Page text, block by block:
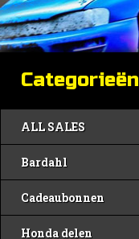
Categorieën
ALL SALES
Bardahl
Cadeaubonnen
Honda delen